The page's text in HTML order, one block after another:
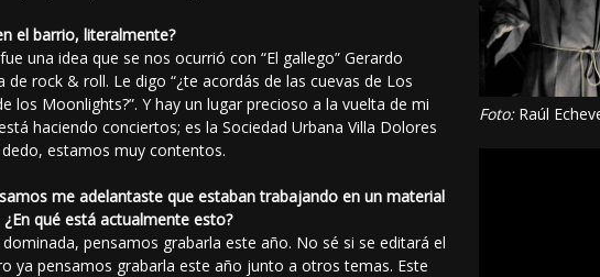
el barrio, literalmente?
una idea que se nos ocurrió con “El gallego” Gerardo
de rock & roll. Le digo “¿te acordás de las cuevas de Los
los Moonlights?”. Y hay un lugar precioso a la vuelta de mi
haciendo conciertos; es la Sociedad Urbana Villa Dolores
estamos muy contentos.
me adelantaste que estaban trabajando en un material
qué está actualmente esto?
pensamos grabarla este año. No sé si se editará el
ya pensamos grabarla este año junto a otros temas. Este
Foto:Raúl